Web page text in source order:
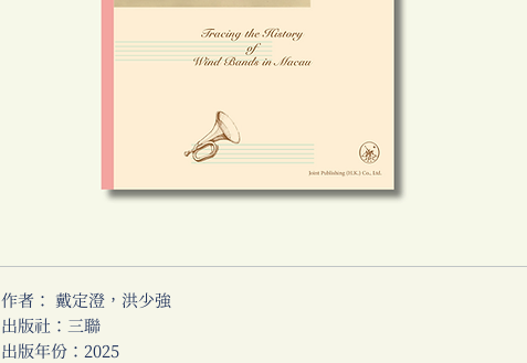
作者： 戴定澄，洪少強
出版社：三聯
出版年份：2025